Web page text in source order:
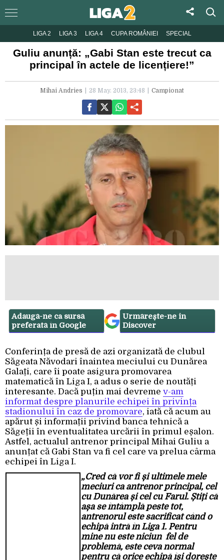
LIGA 2 LIGA 3 LIGA 4 CUPA ROMÂNIEI SPECIAL
Guliu anunță: „Gabi Stan este trecut ca
principal în actele de licențiere!”
Mihai Andries 28 May. 2013, 23:48 Campionat
Adaugă-ne ca sursă
preferată în Google
Urmărește-ne in
Discover
Conferința de presă de azi organizată de clubul
Săgeata Năvodari înaintea meciului cu Dunărea
Galați, care îi poate asigura promovarea
matematică în Liga I, a adus o serie de noutăți
interesante. Dacă puțin mai devreme v-am
informat despre planurile echipei în privința
stadionului în caz de promovare, iată că acum au
apărut și informații privind banca tehnică a
Săgeții în eventualitatea urcării în primul eșalon.
Astfel, actualul antrenor principal Mihai Guliu a
anunțat că Gabi Stan va fi cel care va prelua cârma
echipei în Liga I.
„Cred că vor fi și ultimele mele
meciuri ca antrenor principal, cel
cu Dunărea și cel cu Farul. Știți că
așa se întâmplă peste tot,
antrenorul este sacrificat când o
echipă intră în Liga 1. Pentru
mine nu este niciun fel de
problemă, este ceva normal
pentru că orice echipă își dorește